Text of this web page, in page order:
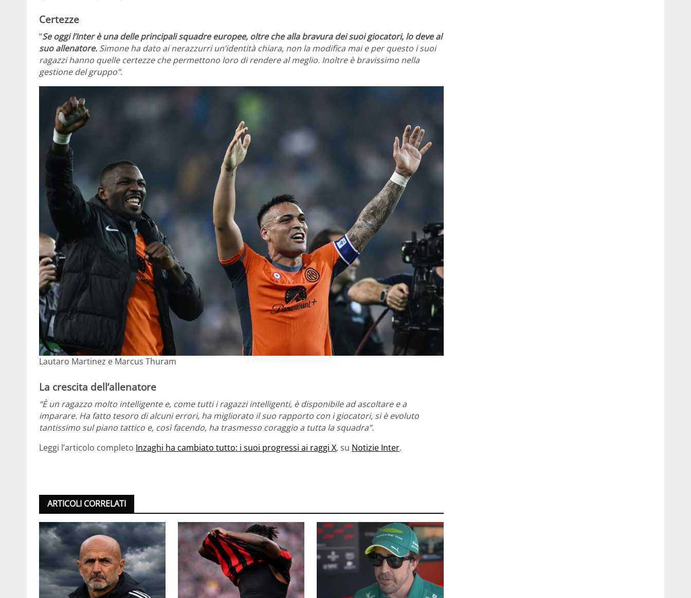
Certezze
“Se oggi l’Inter è una delle principali squadre europee, oltre che alla bravura dei suoi giocatori, lo deve al
suo allenatore. Simone ha dato ai nerazzurri un’identità chiara, non la modifica mai e per questo i suoi
ragazzi hanno quelle certezze che permettono loro di rendere al meglio. Inoltre è bravissimo nella
gestione del gruppo”.
Lautaro Martinez e Marcus Thuram
La crescita dell’allenatore
“È un ragazzo molto intelligente e, come tutti i ragazzi intelligenti, è disponibile ad ascoltare e a
imparare. Ha fatto tesoro di alcuni errori, ha migliorato il suo rapporto con i giocatori, si è evoluto
tantissimo sul piano tattico e, così facendo, ha trasmesso coraggio a tutta la squadra”.
Leggi l’articolo completo Inzaghi ha cambiato tutto: i suoi progressi ai raggi X, su Notizie Inter.
ARTICOLI CORRELATI